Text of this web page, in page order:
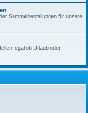
Sammelbestellungen für unsere
egal ob Urlaub oder